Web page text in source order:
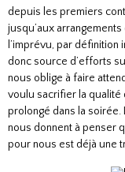
depuis les premiers
jusqu’aux
l’imprévu, par définition
donc source d’efforts
nous oblige à faire
voulu sacrifier la qualité
prolongé dans la
nous donnent à penser
pour nous est déjà une